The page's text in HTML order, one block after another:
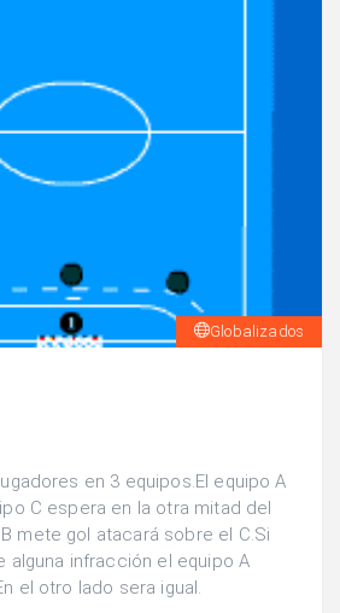
Globalizados
en 3 equipos.El equipo A
C espera en la otra mitad del
mete gol atacará sobre el C.Si
alguna infracción el equipo A
el otro lado sera igual.